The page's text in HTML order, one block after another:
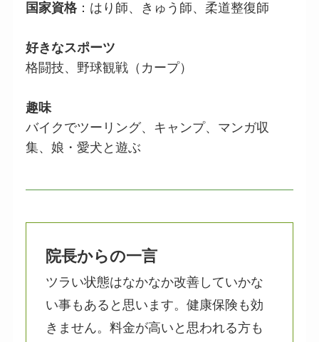
国家資格：はり師、きゅう師、柔道整復師
好きなスポーツ
格闘技、野球観戦（カープ）
趣味
バイクでツーリング、キャンプ、マンガ収
集、娘・愛犬と遊ぶ
院長からの一言
ツラい状態はなかなか改善していかな
い事もあると思います。健康保険も効
きません。料金が高いと思われる方も